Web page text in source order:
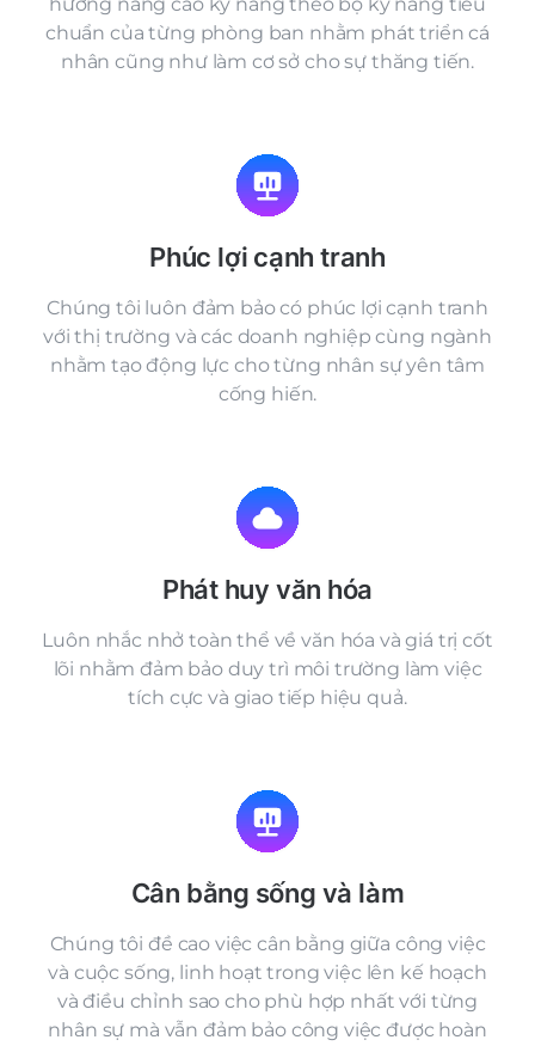
chuẩn của từng phòng ban nhằm phát triển cá
nhân cũng như làm cơ sở cho sự thăng tiến.
Phúc lợi cạnh tranh
Chúng tôi luôn đảm bảo có phúc lợi cạnh tranh
với thị trường và các doanh nghiệp cùng ngành
nhằm tạo động lực cho từng nhân sự yên tâm
cống hiến.
Phát huy văn hóa
Luôn nhắc nhở toàn thể về văn hóa và giá trị cốt
lõi nhằm đảm bảo duy trì môi trường làm việc
tích cực và giao tiếp hiệu quả.
Cân bằng sống và làm
Chúng tôi đề cao việc cân bằng giữa công việc
và cuộc sống, linh hoạt trong việc lên kế hoạch
và điều chỉnh sao cho phù hợp nhất với từng
nhân sự mà vẫn đảm bảo công việc được hoàn